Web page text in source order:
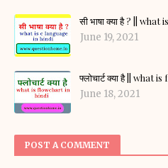
सी भाषा क्या है ? ||
June 19, 2021
फ्लोचार्ट क्या है || what
June 18, 2021
POST A COMMENT